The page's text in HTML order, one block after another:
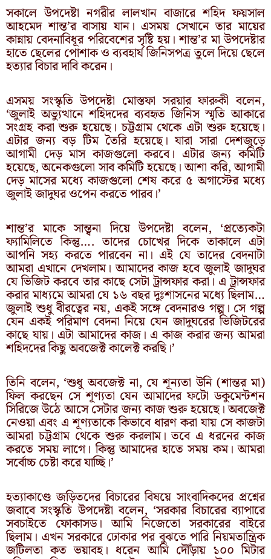
সকালে উপদেষ্টা নগরীর লালখান বাজারে শহিদ ফয়সাল
আহমেদ শান্ত’র বাসায় যান। এসময় সেখানে তার মায়ের
কান্নায় বেদনাবিধূর পরিবেশের সৃষ্টি হয়। শান্ত’র মা উপদেষ্টার
হাতে ছেলের পোশাক ও ব্যবহার্য জিনিসপত্র তুলে দিয়ে ছেলে
হত্যার বিচার দাবি করেন।
এসময় সংস্কৃতি উপদেষ্টা মোস্তফা সরয়ার ফারুকী বলেন,
‘জুলাই অভ্যুত্থানে শহিদদের ব্যবহৃত জিনিস স্মৃতি আকারে
সংগ্রহ করা শুরু হয়েছে। চট্টগ্রাম থেকে এটা শুরু হয়েছে।
এটার জন্য বড় টিম তৈরি হয়েছে। যারা সারা দেশজুড়ে
আগামী দেড় মাস কাজগুলো করবে। এটার জন্য কমিটি
হয়েছে, অনেকগুলো সাব কমিটি হয়েছে। আশা করি, আগামী
দেড় মাসের মধ্যে কাজগুলো শেষ করে ৫ অগাস্টের মধ্যে
জুলাই জাদুঘর ওপেন করতে পারব।’
শান্ত’র মাকে সান্ত্বনা দিয়ে উপদেষ্টা বলেন, ‘প্রত্যেকটা
ফ্যামিলিতে কিন্তু…. তাদের চোখের দিকে তাকালে এটা
আপনি সহ্য করতে পারবেন না। এই যে তাদের বেদনাটা
আমরা এখানে দেখলাম। আমাদের কাজ হবে জুলাই জাদুঘর
যে ভিজিট করবে তার কাছে সেটা ট্রান্সফার করা। এ ট্রান্সফার
করার মাধ্যমে আমরা যে ১৬ বছর দুঃশাসনের মধ্যে ছিলাম…
জুলাই শুধু বীরত্বের নয়, একই সঙ্গে বেদনারও গল্প। সে গল্প
যেন একই পরিমাণ বেদনা নিয়ে যেন জাদুঘরের ভিজিটরের
কাছে যায়। এটা আমাদের কাজ। এ কাজ করার জন্য আমরা
শহিদদের কিছু অবজেক্ট কালেক্ট করছি।’
তিনি বলেন, ‘শুধু অবজেক্ট না, যে শূন্যতা উনি (শান্তর মা)
ফিল করছেন সে শূণ্যতা যেন আমাদের ফটো ডকুমেন্টশন
সিরিজে উঠে আসে সেটার জন্য কাজ শুরু হয়েছে। অবজেক্ট
নেওয়া এবং এ শূণ্যতাকে কিভাবে ধারণ করা যায় সে কাজটা
আমরা চট্টগ্রাম থেকে শুরু করলাম। তবে এ ধরনের কাজ
করতে সময় লাগে। কিন্তু আমাদের হাতে সময় কম। আমরা
সর্বোচ্চ চেষ্টা করে যাচ্ছি।’
হত্যাকাণ্ডে জড়িতদের বিচারের বিষয়ে সাংবাদিকদের প্রশ্নের
জবাবে সংস্কৃতি উপদেষ্টা বলেন, ‘সরকার বিচারের ব্যাপারে
সবচাইতে ফোকাসড। আমি নিজেতো সরকারের বাইরে
ছিলাম। এখন সরকারে ঢোকার পর বুঝতে পারি নিয়মতান্ত্রিক
জটিলতা কত ভয়াবহ। ধরেন আমি দৌঁড়ায় ১০০ মিটার